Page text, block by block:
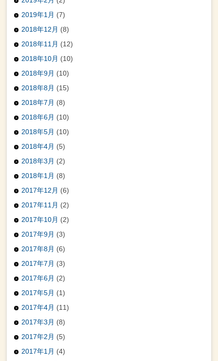
2019年1月 (7)
2018年12月 (8)
2018年11月 (12)
2018年10月 (10)
2018年9月 (10)
2018年8月 (15)
2018年7月 (8)
2018年6月 (10)
2018年5月 (10)
2018年4月 (5)
2018年3月 (2)
2018年1月 (8)
2017年12月 (6)
2017年11月 (2)
2017年10月 (2)
2017年9月 (3)
2017年8月 (6)
2017年7月 (3)
2017年6月 (2)
2017年5月 (1)
2017年4月 (11)
2017年3月 (8)
2017年2月 (5)
2017年1月 (4)